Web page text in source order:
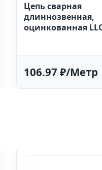
Цепь сварная
длиннозвенная,
оцинкованная
106.97 ₽/Метр